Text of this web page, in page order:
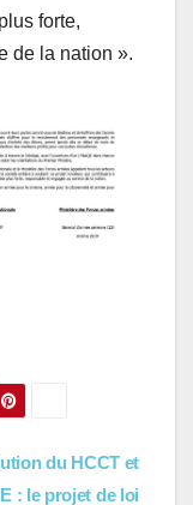
forte,
de la nation ».
du HCCT et
: le projet de loi